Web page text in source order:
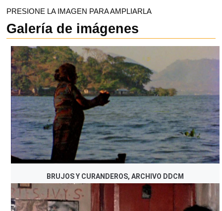
PRESIONE LA IMAGEN PARA AMPLIARLA
Galería de imágenes
BRUJOS Y CURANDEROS, ARCHIVO DDCM